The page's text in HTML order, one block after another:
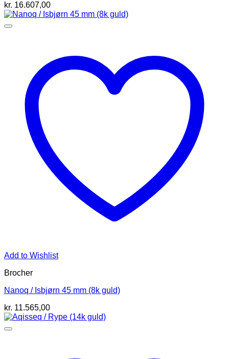
kr. 16.607,00
Add to Wishlist
Brocher
Nanoq / Isbjørn 45 mm (8k guld)
kr. 11.565,00